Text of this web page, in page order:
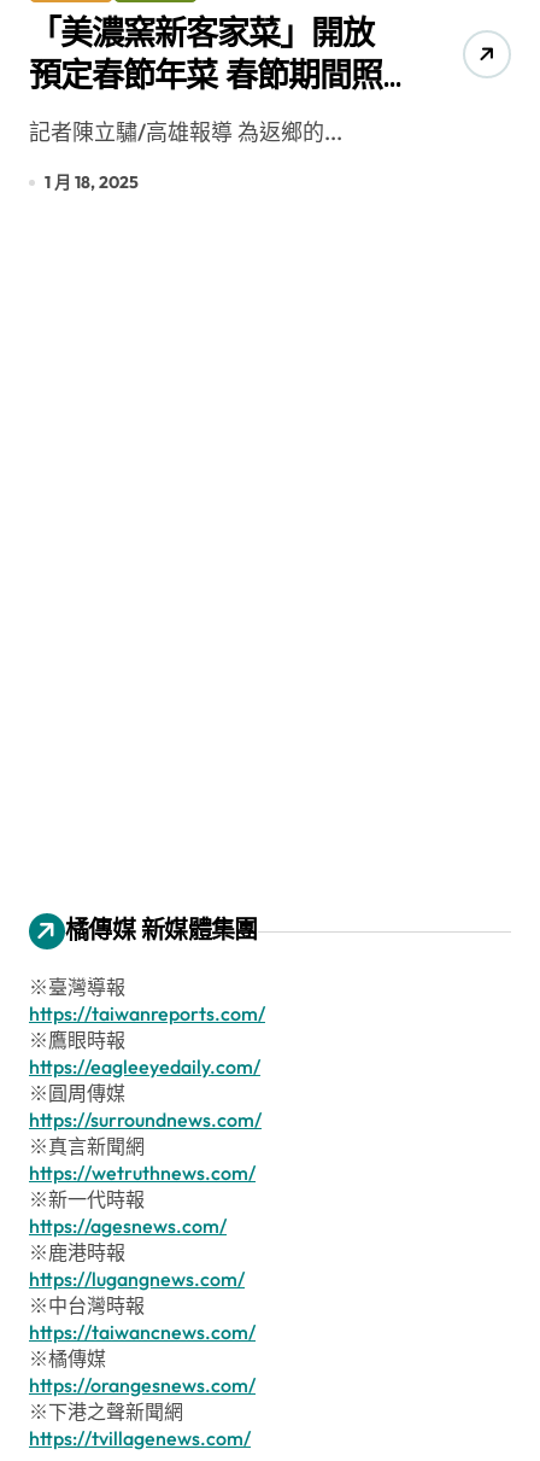
「美濃窯新客家菜」開放
預定春節年菜 春節期間照
常營業
記者陳立驌/高雄報導 為返鄉的...
1 月 18, 2025
橘傳媒 新媒體集團
※臺灣導報
https://taiwanreports.com/
※鷹眼時報
https://eagleeyedaily.com/
※圓周傳媒
https://surroundnews.com/
※真言新聞網
https://wetruthnews.com/
※新一代時報
https://agesnews.com/
※鹿港時報
https://lugangnews.com/
※中台灣時報
https://taiwancnews.com/
※橘傳媒
https://orangesnews.com/
※下港之聲新聞網
https://tvillagenews.com/